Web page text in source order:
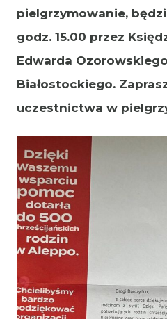
pielgrzymowanie,
godz. 15.00 przez
Edwarda
Białostockiego.
uczestnictwa w